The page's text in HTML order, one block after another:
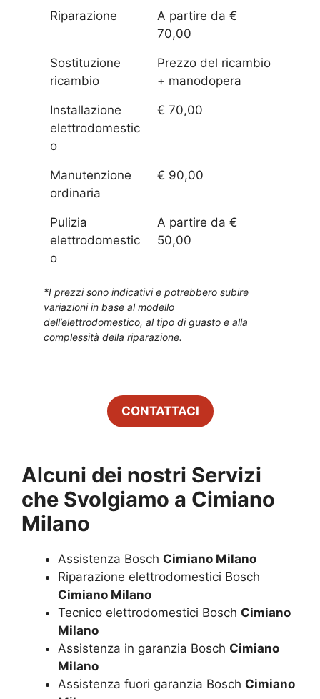
Riparazione
A partire da €
70,00
Sostituzione
ricambio
Prezzo del ricambio
+ manodopera
Installazione
elettrodomestic
o
€ 70,00
Manutenzione
ordinaria
€ 90,00
Pulizia
elettrodomestic
o
A partire da €
50,00
*I prezzi sono indicativi e potrebbero subire
variazioni in base al modello
dell’elettrodomestico, al tipo di guasto e alla
complessità della riparazione.
CONTATTACI
Alcuni dei nostri Servizi
che Svolgiamo a Cimiano
Milano
Assistenza Bosch Cimiano Milano
Riparazione elettrodomestici Bosch
Cimiano Milano
Tecnico elettrodomestici Bosch Cimiano
Milano
Assistenza in garanzia Bosch Cimiano
Milano
Assistenza fuori garanzia Bosch Cimiano